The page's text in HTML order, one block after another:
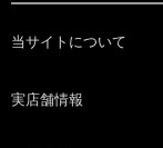
当サイトについて
実店舗情報